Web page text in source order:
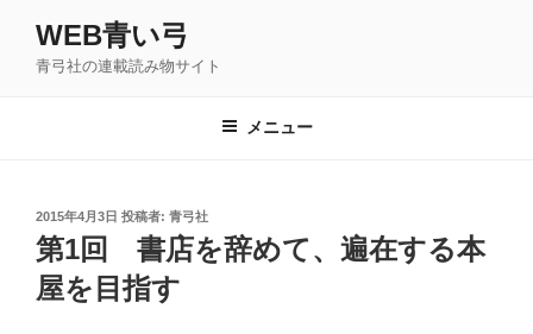
WEB青い弓
青弓社の連載読み物サイト
メニュー
投
稿
日:
2015年4月3日 投稿者: 青弓社
第1回 書店を辞めて、遍在する本
屋を目指す